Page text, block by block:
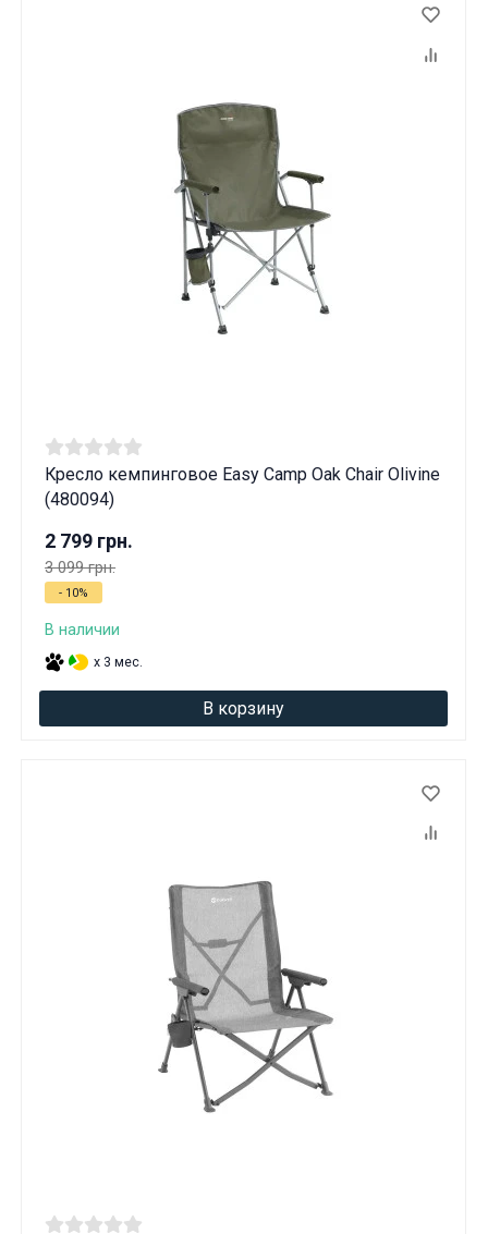
Кресло кемпинговое Easy Camp Oak Chair Olivine
(480094)
2 799 грн.
3 099 грн.
- 10%
В наличии
x 3 мес.
В корзину